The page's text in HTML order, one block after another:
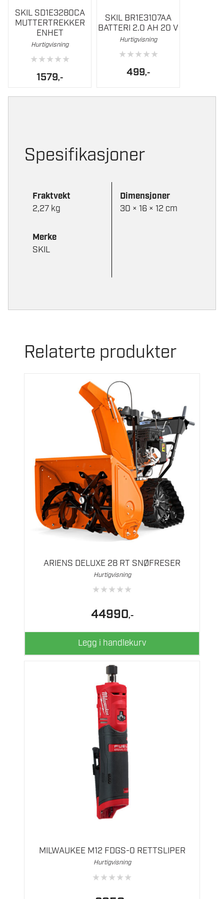
Usikkerhet vibrasjon
(K)
1,5 m/s²
Produktinformasjon
8719643004536
SKIL SD1E3280CA
MUTTERTREKKER
ENHET
Hurtigvisning
★★★★★
1579,-
SKIL BR1E3107AA
BATTERI 2.0 AH 20 V
Hurtigvisning
★★★★★
499,-
Spesifikasjoner
Fraktvekt
2,27 kg
Dimensjoner
30 × 16 × 12 cm
Merke
SKIL
Relaterte produkter
ARIENS DELUXE 28 RT SNØFRESER
Hurtigvisning
★★★★★
44990,-
Legg i handlekurv
MILWAUKEE M12 FDGS-0 RETTSLIPER
Hurtigvisning
★★★★★